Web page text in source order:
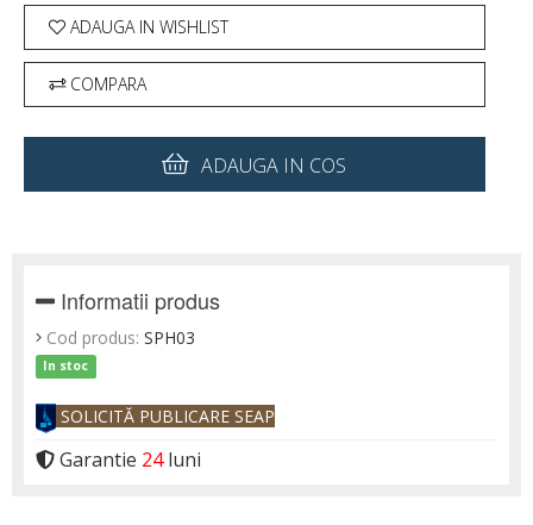
ADAUGA IN WISHLIST
COMPARA
ADAUGA IN COS
Informatii produs
Cod produs: SPH03
In stoc
SOLICITĂ PUBLICARE SEAP
Garantie 24luni